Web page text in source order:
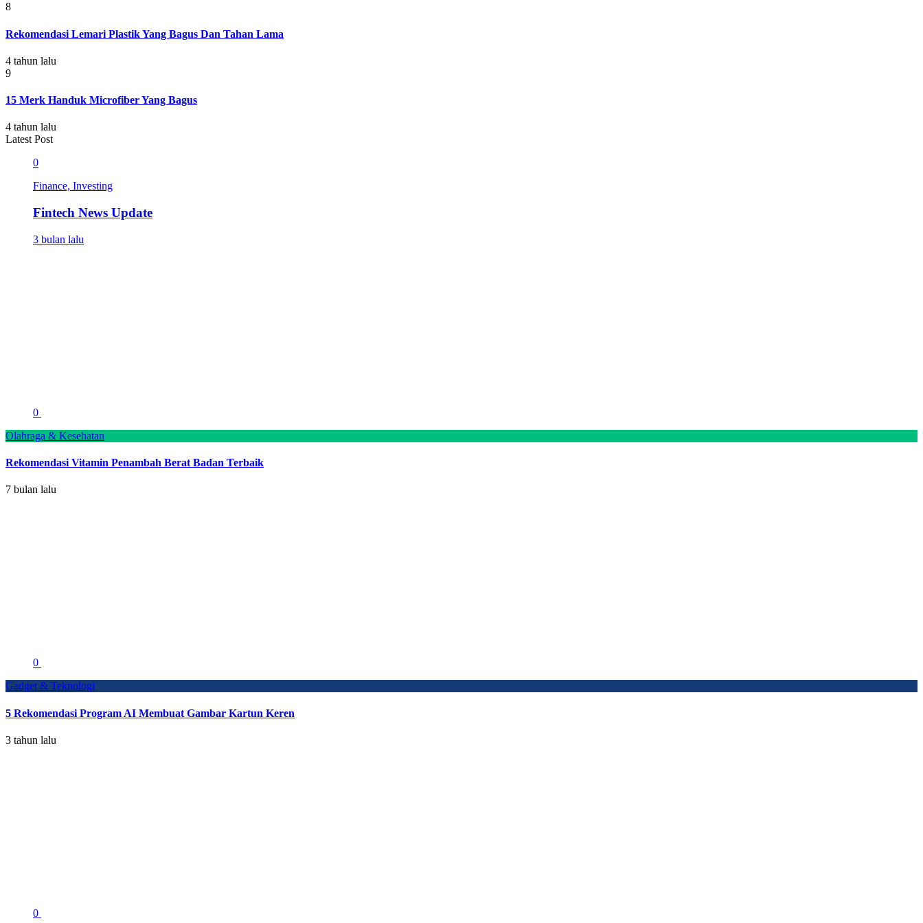
8
Rekomendasi Lemari Plastik Yang Bagus Dan Tahan Lama
4 tahun lalu
9
15 Merk Handuk Microfiber Yang Bagus
4 tahun lalu
Latest Post
0
Finance, Investing
Fintech News Update
3 bulan lalu
0
Olahraga & Kesehatan
Rekomendasi Vitamin Penambah Berat Badan Terbaik
7 bulan lalu
0
Gadget & Teknologi
5 Rekomendasi Program AI Membuat Gambar Kartun Keren
3 tahun lalu
0